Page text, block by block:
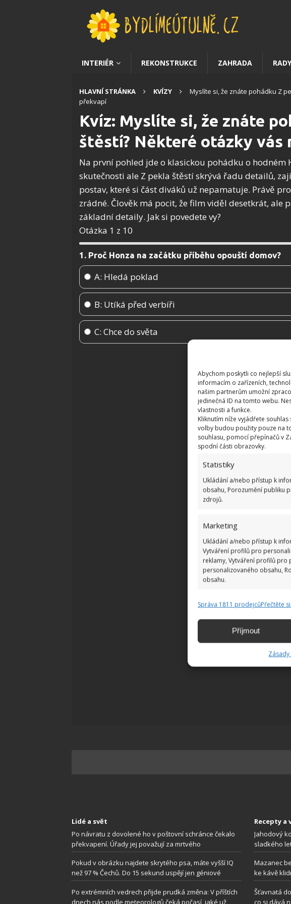
Abychom poskytli co nejlepší
informacím o zařízeních,
našim partnerům umožní
jedinečná ID na tomto webu.
vlastnosti a funkce.
Kliknutím níže vyjádřete
volby budou použity pouze na
souhlasu, pomocí přepínačů v
spodní části obrazovky.
Statistiky
Ukládání a/nebo přístup k
obsahu, Porozumění publiku
zdrojů.
Marketing
Ukládání a/nebo přístup k
Vytváření profilů pro
reklamy, Vytváření profilů
personalizovaného obsahu,
obsahu.
Funkce
Přiřazování a kombinování
zařízení, Identifikace zařízení
Používání přesných
základě aktivně
Správa 1811 prodejcůPřečtěte
Příjmout
INTERIÉR REKONSTRUKCE ZAHRADA
HLAVNÍ STRÁNKA KVÍZY
Myslíte si, že znáte pohádku Z
překvapí
Kvíz: Myslíte si, že znáte
štěstí? Některé otázky vás
Na první pohled jde o klasickou pohádku o hodném
skutečnosti ale Z pekla štěstí skrývá řadu detailů,
postav, které si část diváků už nepamatuje. Právě
zrádné. Člověk má pocit, že film viděl desetkrát, ale
základní detaily. Jak si povedete vy?
Otázka 1 z 10
1. Proč Honza na začátku příběhu opouští domov?
A: Hledá poklad
B: Utíká před verbíři
C: Chce do světa
Lidé a svět
Po návratu z dovolené ho v poštovní schránce čekalo
překvapení. Úřady jej považují za mrtvého
Pokud v obrázku najdete skrytého psa, máte vyšší IQ
než 97 % Čechů. Do 15 sekund uspějí jen géniové
Po extrémních vedrech přijde prudká změna: V příštích
dnech nás podle meteorologů čeká počasí, jaké už
Recepty a
Jahodový
sladkého
Mazanec
ke kávě
Šťavnatá
co si dává